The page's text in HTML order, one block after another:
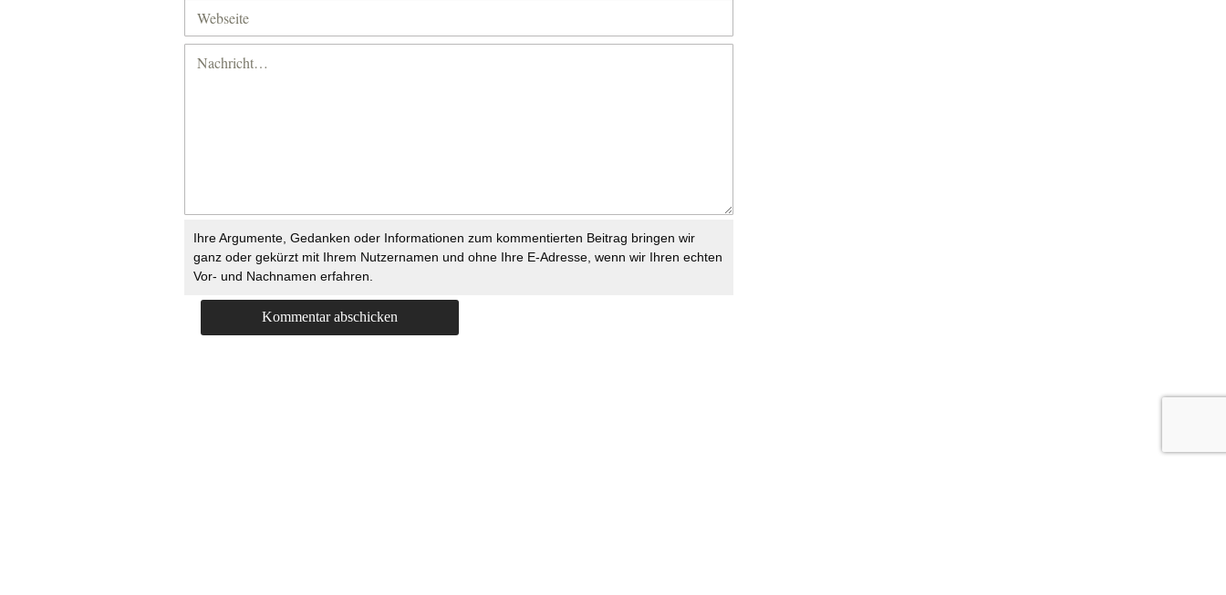
Ihre Argumente, Gedanken oder Informationen zum kommentierten Beitrag bringen wir
ganz oder gekürzt mit Ihrem Nutzernamen und ohne Ihre E-Adresse, wenn wir Ihren echten
Vor- und Nachnamen erfahren.